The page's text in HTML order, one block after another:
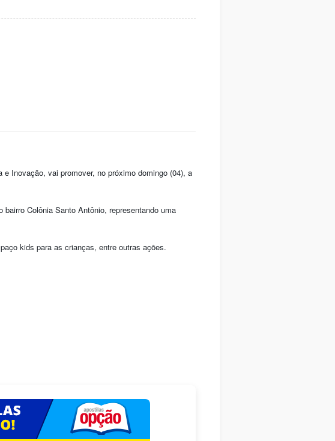
Inovação, vai promover, no próximo domingo (04), a
Colônia Santo Antônio, representando uma
kids para as crianças, entre outras ações.